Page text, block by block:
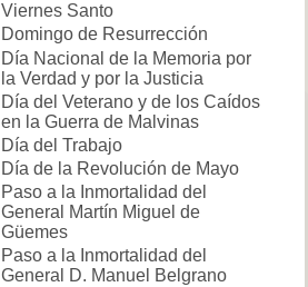
Viernes Santo
Domingo de Resurrección
Día Nacional de la Memoria por
la Verdad y por la Justicia
Día del Veterano y de los Caídos
en la Guerra de Malvinas
Día del Trabajo
Día de la Revolución de Mayo
Paso a la Inmortalidad del
General Martín Miguel de
Güemes
Paso a la Inmortalidad del
General D. Manuel Belgrano